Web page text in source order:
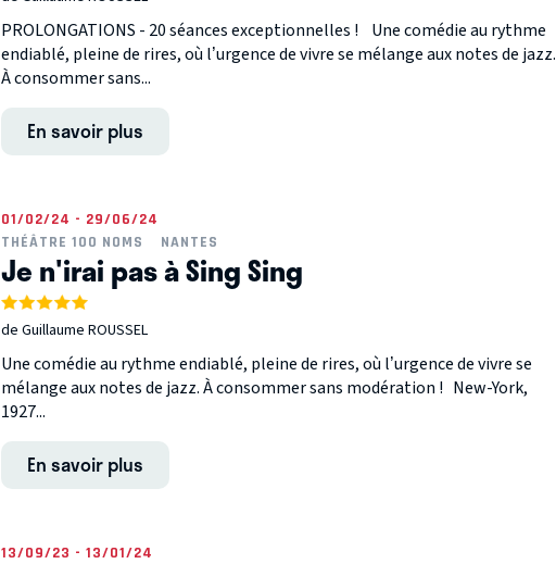
PROLONGATIONS - 20 séances exceptionnelles ! Une comédie au rythme
endiablé, pleine de rires, où l’urgence de vivre se mélange aux notes de jazz.
À consommer sans...
En savoir plus
01/02/24 - 29/06/24
THÉÂTRE 100 NOMS
NANTES
Je n'irai pas à Sing Sing
de Guillaume ROUSSEL
Une comédie au rythme endiablé, pleine de rires, où l’urgence de vivre se
mélange aux notes de jazz. À consommer sans modération ! New-York,
1927...
En savoir plus
13/09/23 - 13/01/24